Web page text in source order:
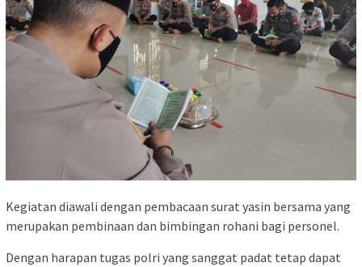
Kegiatan diawali dengan pembacaan surat yasin bersama yang
merupakan pembinaan dan bimbingan rohani bagi personel.
Dengan harapan tugas polri yang sanggat padat tetap dapat